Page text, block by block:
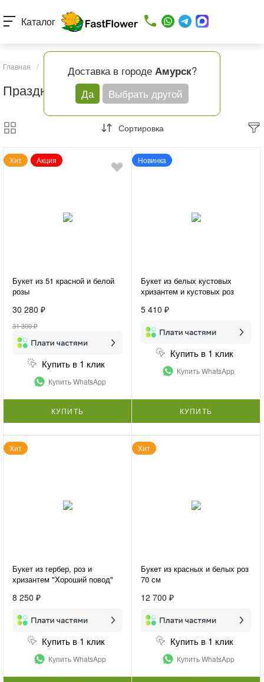
Доставка в городе Амурск?
Да
Выбрать другой
Каталог
Главная / Каталог товаров Праздник
Праздник
Сортировка
Хит Акция
Букет из 51 красной и белой
розы
30 280 ₽
31 300 ₽
Купить в 1 клик
Купить WhatsApp
КУПИТЬ
Новинка
Букет из белых кустовых
хризантем и кустовых роз
5 410 ₽
Купить в 1 клик
Купить WhatsApp
КУПИТЬ
Хит
Букет из гербер, роз и
хризантем "Хороший повод"
8 250 ₽
Купить в 1 клик
Купить WhatsApp
Хит
Букет из красных и белых роз
70 см
12 700 ₽
Купить в 1 клик
Купить WhatsApp